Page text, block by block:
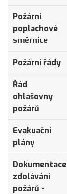
Požární
poplachové
směrnice
Požární řády
Řád
ohlašovny
požárů
Evakuační
plány
Dokumentace
zdolávání
požárů -